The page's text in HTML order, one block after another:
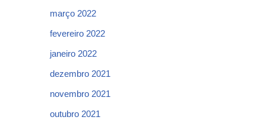
março 2022
fevereiro 2022
janeiro 2022
dezembro 2021
novembro 2021
outubro 2021